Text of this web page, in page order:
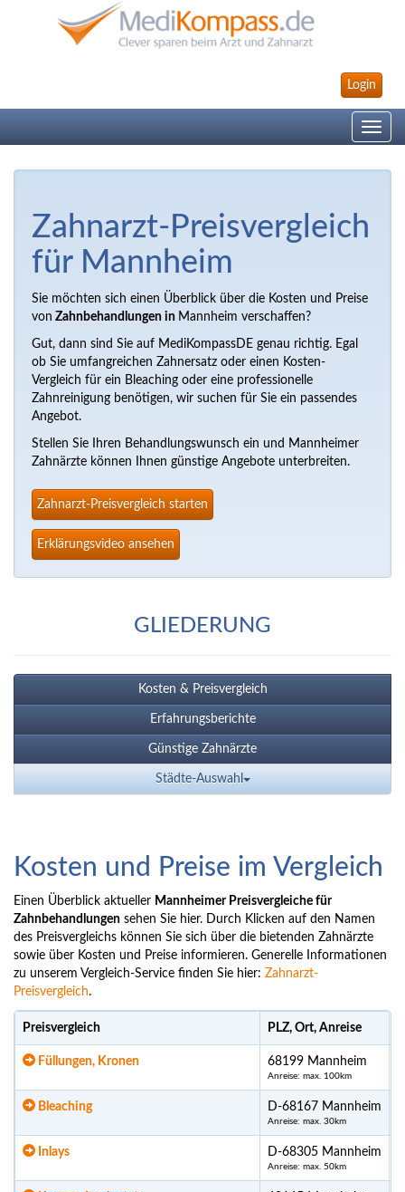
Login
Toggle
Zahnarzt-Preisvergleich
für Mannheim
Sie möchten sich einen Überblick über die Kosten und Preise
von Zahnbehandlungen in Mannheim verschaffen?
Gut, dann sind Sie auf MediKompassDE genau richtig. Egal
ob Sie umfangreichen Zahnersatz oder einen Kosten-
Vergleich für ein Bleaching oder eine professionelle
Zahnreinigung benötigen, wir suchen für Sie ein passendes
Angebot.
Stellen Sie Ihren Behandlungswunsch ein und Mannheimer
Zahnärzte können Ihnen günstige Angebote unterbreiten.
Zahnarzt-Preisvergleich starten
Erklärungsvideo ansehen
GLIEDERUNG
Kosten & Preisvergleich
Erfahrungsberichte
Günstige Zahnärzte
Städte-Auswahl
Kosten und Preise im Vergleich
Einen Überblick aktueller Mannheimer Preisvergleiche für
Zahnbehandlungen sehen Sie hier. Durch Klicken auf den Namen
des Preisvergleichs können Sie sich über die bietenden Zahnärzte
sowie über Kosten und Preise informieren. Generelle Informationen
zu unserem Vergleich-Service finden Sie hier: Zahnarzt-
Preisvergleich.
Preisvergleich PLZ, Ort, Anreise
Füllungen, Kronen 68199 Mannheim
Anreise: max. 100km
Bleaching D-68167 Mannheim
Anreise: max. 30km
Inlays D-68305 Mannheim
Anreise: max. 50km